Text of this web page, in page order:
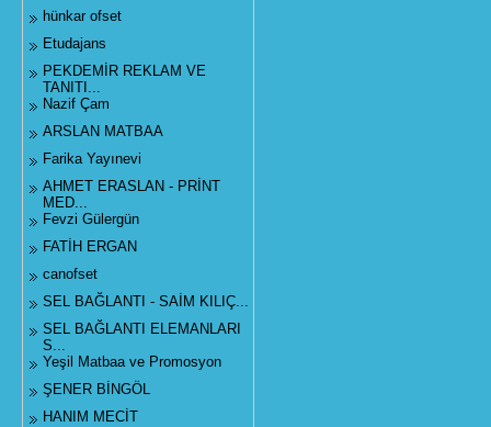
hünkar ofset
Etudajans
PEKDEMİR REKLAM VE
TANITI...
Nazif Çam
ARSLAN MATBAA
Farika Yayınevi
AHMET ERASLAN - PRİNT
MED...
Fevzi Gülergün
FATİH ERGAN
canofset
SEL BAĞLANTI - SAİM KILIÇ...
SEL BAĞLANTI ELEMANLARI
S...
Yeşil Matbaa ve Promosyon
ŞENER BİNGÖL
HANIM MECİT